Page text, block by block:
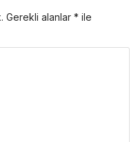
Gerekli alanlar * ile